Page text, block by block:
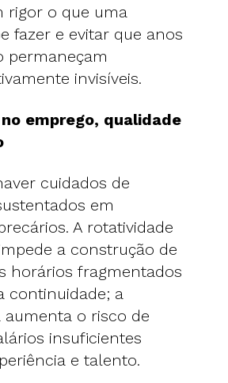
rigor o que uma
fazer e evitar que anos
permaneçam
invisíveis.
emprego, qualidade
cuidados de
em
A rotatividade
a construção de
horários fragmentados
continuidade; a
aumenta o risco de
insuficientes
e talento.